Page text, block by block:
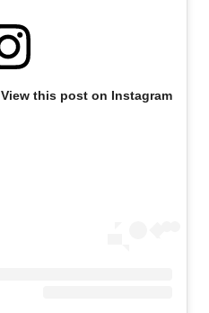
View this post on Instagram